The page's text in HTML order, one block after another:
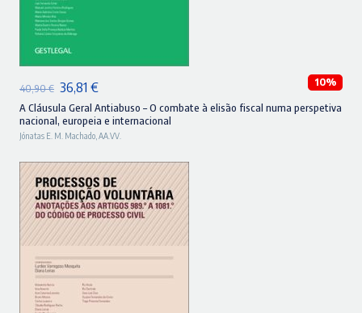
40,90€ O
preço
original
40,90 €.
36,81 €O
preço
atual
36,81 €.
10%
A Cláusula Geral Antiabuso – O combate à elisão fiscal numa perspetiva
nacional, europeia e internacional
Jónatas E. M. Machado AA.VV.